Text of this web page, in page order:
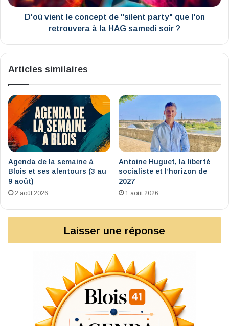
l'on
retrouvera
soir
D'où vient le concept de "silent party" que l'on
retrouvera à la HAG samedi soir ?
Articles similaires
Agenda de la semaine à
Blois et ses alentours (3 au
9 août)
2 août 2026
Antoine Huguet, la liberté
socialiste et l’horizon de
2027
1 août 2026
Laisser une réponse